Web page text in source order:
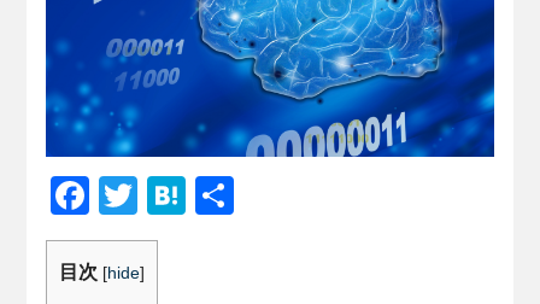
Facebook
TwitterHatena
目次 [hide]